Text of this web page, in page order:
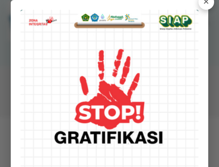
MANSAWANGI
Madrasah Aliyah Negeri 1 Banyuwangi
BERITA